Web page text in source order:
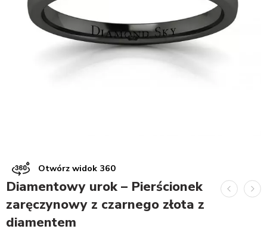
Otwórz widok 360
Diamentowy urok – Pierścionek
zaręczynowy z czarnego złota z
diamentem